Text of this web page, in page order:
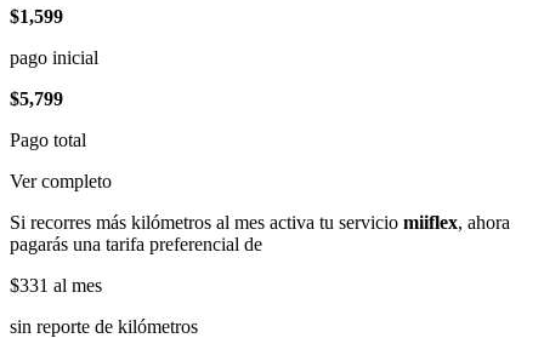
$1,599
pago inicial
$5,799
Pago total
Ver completo
Si recorres más kilómetros al mes activa tu servicio miiflex, ahora
pagarás una tarifa preferencial de
$331 al mes
sin reporte de kilómetros